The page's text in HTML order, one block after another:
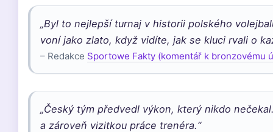
„Byl to nejlepší turnaj v historii polského
voní jako zlato, když vidíte, jak se kluci rvali o
– Redakce Sportowe Fakty (komentář k bronzovému
„Český tým předvedl výkon, který nikdo
a zároveň vizitkou práce trenéra.“